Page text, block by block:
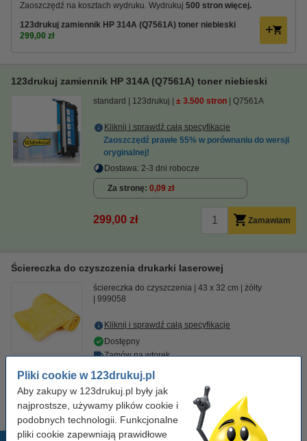
Pliki cookie w 123drukuj.pl
Aby zakupy w 123drukuj.pl były jak
najprostsze, używamy plików cookie i
podobnych technologii. Funkcjonalne
pliki cookie zapewniają prawidłowe
Zaoszczędź na kosztach wydruku. Wydrukuj 500 stron więcej.
123drukuj zamiennik HP 314A (Q7561A) toner niebieski
299,00 zł
123drukuj zamiennik HP 314A (Q7561A) toner niebieski
standard 123drukuj ± 3.500 stron Q7561A
Kliknij i sprawdź całą specyfikacje
Zaoszczędź prawie 55% w porównaniu do wersji
oryginalnej!
Dostawa: 2-3 dni robocze
Za stronę 0,09 zł
299,00 zł Zamawiam
Ściereczka do czyszczenia drukarki laserowej
ściereczka do czyszczenia 43 x 32 cm
żółty
999058
Kliknij i sprawdź całą specyfikacje
Dostępny
Zamów na wtorek
7,50 zł